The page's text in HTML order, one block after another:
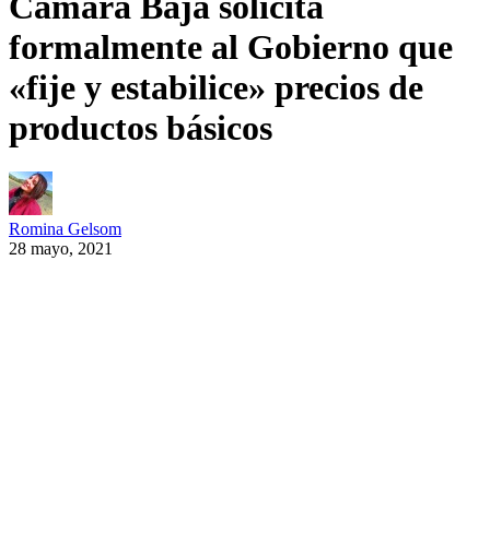
formalmente al Gobierno que
«fije y estabilice» precios de
productos básicos
Romina Gelsom
28 mayo, 2021